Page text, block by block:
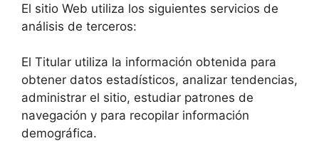
El sitio Web utiliza los siguientes servicios de
análisis de terceros:
El Titular utiliza la información obtenida para
obtener datos estadísticos, analizar tendencias,
administrar el sitio, estudiar patrones de
navegación y para recopilar información
demográfica.